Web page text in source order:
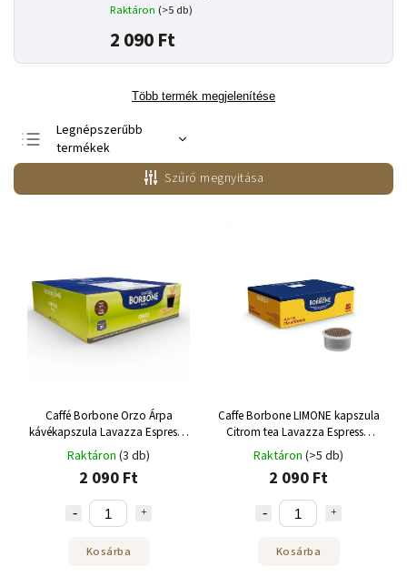
Raktáron (>5 db)
2 090 Ft
Több termék megjelenítése
Legnépszerűbb
termékek
Legolcsóbb elöl
Legdrágább
Szűrő megnyitása
Caffé Borbone Orzo Árpa
kávékapszula Lavazza Espresso
Pointhoz 25 db
Raktáron (3 db)
2 090 Ft
Kosárba
Caffe Borbone LIMONE kapszula
Citrom tea Lavazza Espresso
Pointhoz 25 db
Raktáron (>5 db)
2 090 Ft
Kosárba